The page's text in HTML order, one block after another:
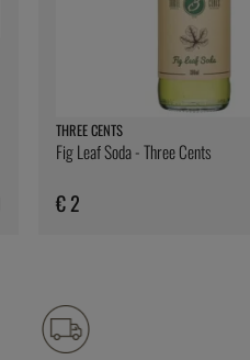
THREE CENTS
Fig Leaf Soda - Three Cents
€ 2